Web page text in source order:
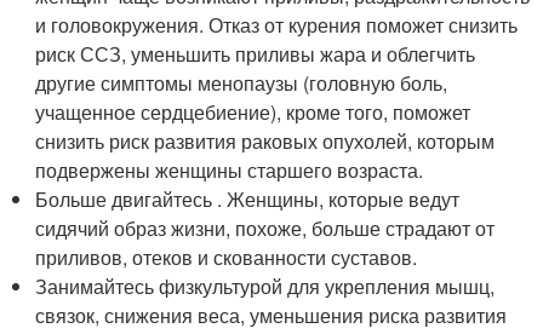
и головокружения. Отказ от курения поможет снизить
риск ССЗ, уменьшить приливы жара и облегчить
другие симптомы менопаузы (головную боль,
учащенное сердцебиение), кроме того, поможет
снизить риск развития раковых опухолей, которым
подвержены женщины старшего возраста.
Больше двигайтесь . Женщины, которые ведут
сидячий образ жизни, похоже, больше страдают от
приливов, отеков и скованности суставов.
Занимайтесь физкультурой для укрепления мышц,
связок, снижения веса, уменьшения риска развития